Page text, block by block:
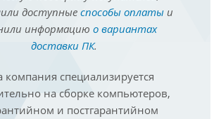
доступныеспособы оплатыи
информацию о вариантах
доставки ПК.
компания специализируется
на сборке компьютеров,
и постгарантийном